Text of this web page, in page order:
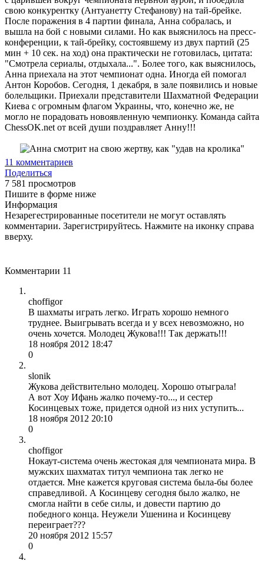
свою конкурентку (Антуанетту Стефанову) на тай-брейке.
После поражения в 4 партии финала, Анна собралась, и
вышла на бой с новыми силами. Но как выяснилось на пресс-
конференции, к тай-брейку, состоявшему из двух партий (25
мин + 10 сек. на ход) она практически не готовилась, цитата:
"Смотрела сериалы, отдыхала...". Более того, как выяснилось,
Анна приехала на этот чемпионат одна. Иногда ей помогал
Антон Коробов. Сегодня, 1 декабря, в зале появились и новые
болельщики. Приехали представители Шахматной Федерации
Киева с огромным флагом Украины, что, конечно же, не
могло не порадовать новоявленную чемпионку. Команда сайта
ChessOK.net от всей души поздравляет Анну!!!
11 комментариев
Поделиться
7 581 просмотров
Пишите в форме ниже
Информация
Незарегестрированные посетители не могут оставлять
комментарии. Зарегистрируйтесь. Нажмите на иконку справа
вверху.
Комментарии 11
choffigor
В шахматы играть легко. Играть хорошо немного
труднее. Выигрывать всегда и у всех невозможно, но
очень хочется. Молодец Жукова!!! Так держать!!!
18 ноября 2012 18:47
0
slonik
Жукова действительно молодец. Хорошо отыграла!
А вот Хоу Ифань жалко почему-то..., и сестер
Косинцевых тоже, придется одной из них уступить...
18 ноября 2012 20:10
0
choffigor
Нокаут-система очень жестокая для чемпионата мира. В
мужских шахматах титул чемпиона так легко не
отдается. Мне кажется круговая система была-бы более
справедливой. А Косинцеву сегодня было жалко, не
смогла найти в себе силы, и довести партию до
победного конца. Неужели Ушенина и Косинцеву
переиграет???
20 ноября 2012 15:57
0